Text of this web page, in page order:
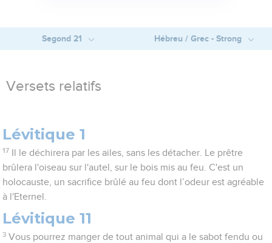
Segond 21 Hébreu / Grec - Strong
Versets relatifs
Lévitique 1
17
Il le déchirera par les ailes, sans les détacher. Le prêtre
brûlera l'oiseau sur l'autel, sur le bois mis au feu. C'est un
holocauste, un sacrifice brûlé au feu dont l’odeur est agréable
à l'Eternel.
Lévitique 11
3 Vous pourrez manger de tout animal qui a le sabot fendu ou